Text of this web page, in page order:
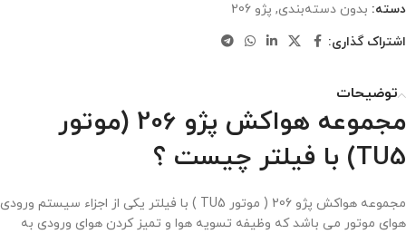
دسته: بدون دسته‌بندی, پژو 206
اشتراک گذاری:
توضیحات
مجموعه هواکش پژو 206 (موتور
TU5) با فیلتر چیست ؟
مجموعه هواکش پژو 206 ( موتور TU5 ) با فیلتر یکی از اجزاء سیستم ورودی
هوای موتور می باشد که وظیفه تسویه هوا و تمیز کردن هوای ورودی به